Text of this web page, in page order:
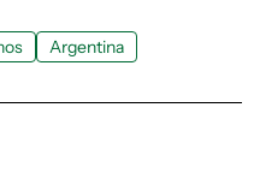
Argentina